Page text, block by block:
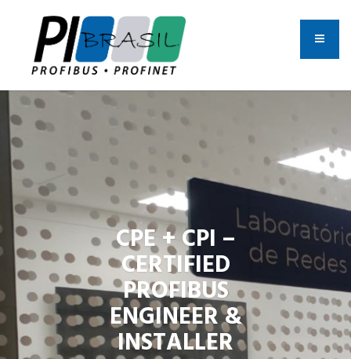
CPE + CPI –
CERTIFIED
PROFIBUS
ENGINEER &
INSTALLER